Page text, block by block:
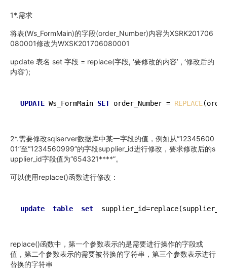
1*.需求
将表(Ws_FormMain)的字段(order_Number)内容为XSRK201706
080001修改为WXSK201706080001
update 表名 set 字段 = replace(字段, ‘要修改的内容’ , ‘修改后的
内容’);
UPDATE Ws_FormMain SET order_Number = REPLACE
2*.需要修改sqlserver数据库中某一字段的值，例如从“12345600
01”至“1234560999”的字段supplier_id进行修改，要求修改后的s
upplier_id字段值为“654321****”。
可以使用replace()函数进行修改：
update table set
replace()函数中，第一个参数表示的是需要进行操作的字段或
值，第二个参数表示的需要被替换的字符串，第三个参数表示进行
替换的字符串